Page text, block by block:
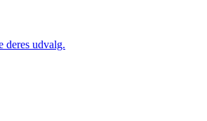
deres udvalg.